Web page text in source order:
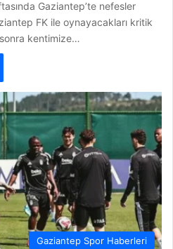
Gaziantep’te nefesler
FK ile oynayacakları kritik
kentimize…
Gaziantep Spor Haberleri